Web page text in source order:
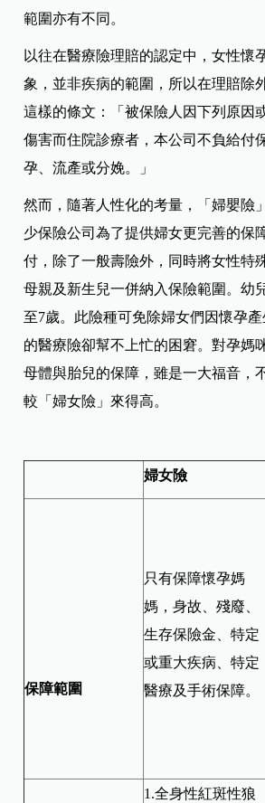
範圍亦有不同。
以往在醫療險理賠的認定中，女性懷
象，並非疾病的範圍，所以在理賠除
這樣的條文：「被保險人因下列原因
傷害而住院診療者，本公司不負給付
孕、流產或分娩。」
然而，隨著人性化的考量，「婦嬰險
少保險公司為了提供婦女更完善的保
付，除了一般壽險外，同時將女性特
母親及新生兒一併納入保險範圍。幼
至7歲。此險種可免除婦女們因懷孕
的醫療險卻幫不上忙的困窘。對孕媽
母體與胎兒的保障，雖是一大福音，
較「婦女險」來得高。
婦女險
保障範圍
只有保障懷孕媽
媽，身故、殘廢、
生存保險金、特定
或重大疾病、特定
醫療及手術保障。
1.全身性紅斑性狼